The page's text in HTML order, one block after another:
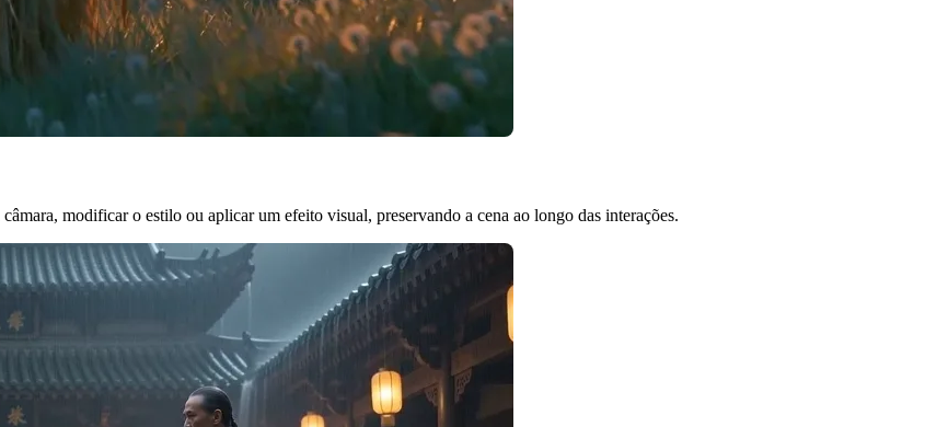
modificar o estilo ou aplicar um efeito visual, preservando a cena ao longo das interações.